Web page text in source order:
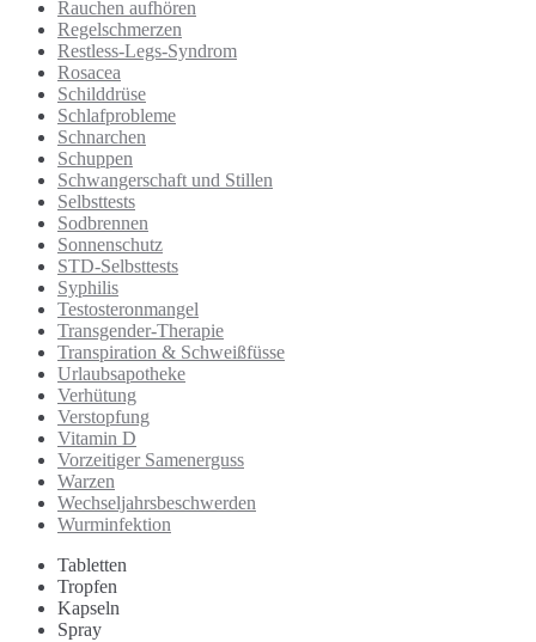
Rauchen aufhören
Regelschmerzen
Restless-Legs-Syndrom
Rosacea
Schilddrüse
Schlafprobleme
Schnarchen
Schuppen
Schwangerschaft und Stillen
Selbsttests
Sodbrennen
Sonnenschutz
STD-Selbsttests
Syphilis
Testosteronmangel
Transgender-Therapie
Transpiration & Schweißfüsse
Urlaubsapotheke
Verhütung
Verstopfung
Vitamin D
Vorzeitiger Samenerguss
Warzen
Wechseljahrsbeschwerden
Wurminfektion
Tabletten
Tropfen
Kapseln
Spray